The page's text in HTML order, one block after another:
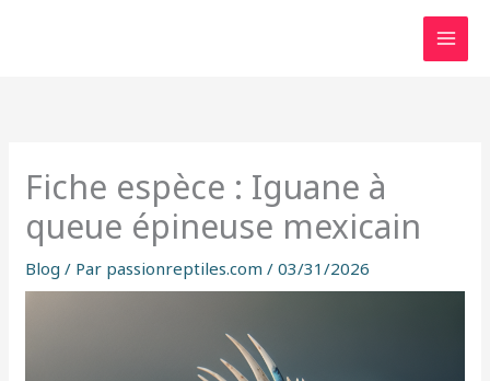
Fiche espèce : Iguane à
queue épineuse mexicain
Blog / Par passionreptiles.com/03/31/2026